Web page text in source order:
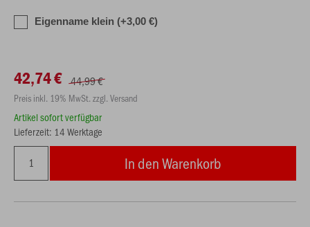
Eigenname klein (+3,00 €)
42,74 € 44,99 €
Preis inkl. 19% MwSt. zzgl. Versand
Artikel sofort verfügbar
Lieferzeit: 14 Werktage
In den Warenkorb